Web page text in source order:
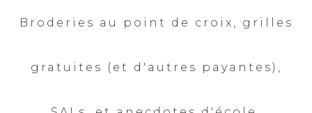
Broderies au point de croix, grilles
gratuites (et d'autres payantes),